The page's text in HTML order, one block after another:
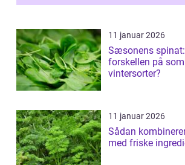
11 januar 2026
Sæsonens
forskellen på
vintersorter?
11 januar 2026
Sådan
med friske